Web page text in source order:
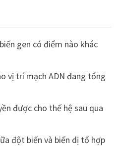
gen có điểm nào khác
vị trí mạch ADN đang tổng
được cho thế hệ sau qua
đột biến và biến dị tổ hợp